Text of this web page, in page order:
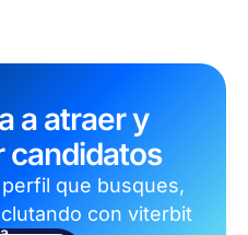
a atraer y
candidatos
que busques,
con viterbit